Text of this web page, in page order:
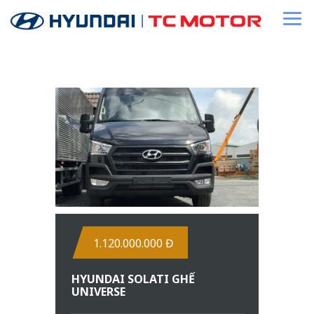
1.120.000.000 Đ
HYUNDAI SOLATI GHẾ
UNIVERSE